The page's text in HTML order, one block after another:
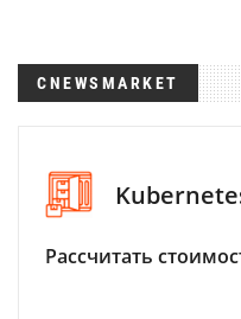
CNEWSMARKET
Рассчитать